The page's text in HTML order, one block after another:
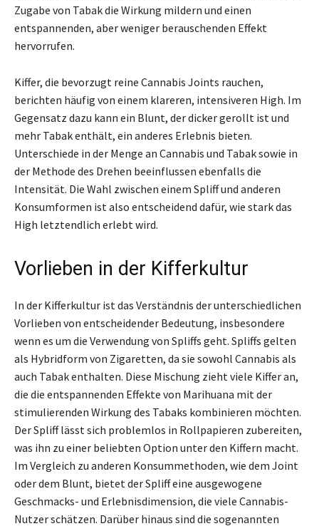
Zugabe von Tabak die Wirkung mildern und einen
entspannenden, aber weniger berauschenden Effekt
hervorrufen.
Kiffer, die bevorzugt reine Cannabis Joints rauchen,
berichten häufig von einem klareren, intensiveren High. Im
Gegensatz dazu kann ein Blunt, der dicker gerollt ist und
mehr Tabak enthält, ein anderes Erlebnis bieten.
Unterschiede in der Menge an Cannabis und Tabak sowie in
der Methode des Drehen beeinflussen ebenfalls die
Intensität. Die Wahl zwischen einem Spliff und anderen
Konsumformen ist also entscheidend dafür, wie stark das
High letztendlich erlebt wird.
Vorlieben in der Kifferkultur
In der Kifferkultur ist das Verständnis der unterschiedlichen
Vorlieben von entscheidender Bedeutung, insbesondere
wenn es um die Verwendung von Spliffs geht. Spliffs gelten
als Hybridform von Zigaretten, da sie sowohl Cannabis als
auch Tabak enthalten. Diese Mischung zieht viele Kiffer an,
die die entspannenden Effekte von Marihuana mit der
stimulierenden Wirkung des Tabaks kombinieren möchten.
Der Spliff lässt sich problemlos in Rollpapieren zubereiten,
was ihn zu einer beliebten Option unter den Kiffern macht.
Im Vergleich zu anderen Konsummethoden, wie dem Joint
oder dem Blunt, bietet der Spliff eine ausgewogene
Geschmacks- und Erlebnisdimension, die viele Cannabis-
Nutzer schätzen. Darüber hinaus sind die sogenannten